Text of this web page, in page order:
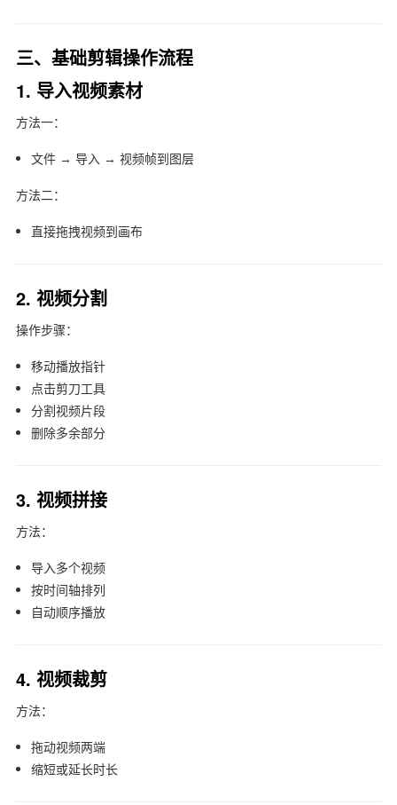
三、基础剪辑操作流程
1. 导入视频素材
方法一：
文件 → 导入 → 视频帧到图层
方法二：
直接拖拽视频到画布
2. 视频分割
操作步骤：
移动播放指针
点击剪刀工具
分割视频片段
删除多余部分
3. 视频拼接
方法：
导入多个视频
按时间轴排列
自动顺序播放
4. 视频裁剪
方法：
拖动视频两端
缩短或延长时长